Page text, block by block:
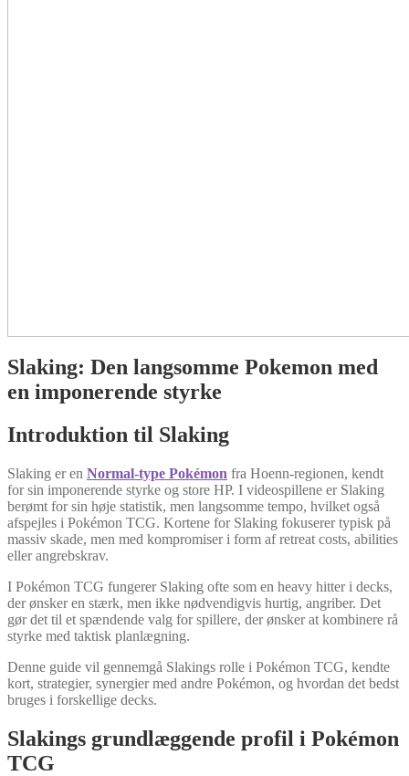
Slaking: Den langsomme Pokemon med
en imponerende styrke
Introduktion til Slaking
Slaking er en Normal-type Pokémon fra Hoenn-regionen, kendt
for sin imponerende styrke og store HP. I videospillene er Slaking
berømt for sin høje statistik, men langsomme tempo, hvilket også
afspejles i Pokémon TCG. Kortene for Slaking fokuserer typisk på
massiv skade, men med kompromiser i form af retreat costs, abilities
eller angrebskrav.
I Pokémon TCG fungerer Slaking ofte som en heavy hitter i decks,
der ønsker en stærk, men ikke nødvendigvis hurtig, angriber. Det
gør det til et spændende valg for spillere, der ønsker at kombinere rå
styrke med taktisk planlægning.
Denne guide vil gennemgå Slakings rolle i Pokémon TCG, kendte
kort, strategier, synergier med andre Pokémon, og hvordan det bedst
bruges i forskellige decks.
Slakings grundlæggende profil i Pokémon
TCG